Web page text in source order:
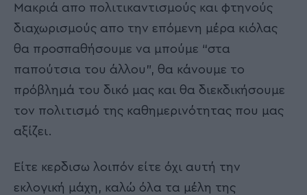
Μακριά απο πολιτικαντισμούς και φτηνούς
διαχωρισμούς απο την επόμενη μέρα κιόλας
θα προσπαθήσουμε να μπούμε “στα
παπούτσια του άλλου”, θα κάνουμε το
πρόβλημά του δικό μας και θα διεκδικήσουμε
τον πολιτισμό της καθημερινότητας που μας
αξίζει.
Είτε κερδισω λοιπόν είτε όχι αυτή την
εκλογική μάχη, καλώ όλα τα μέλη της